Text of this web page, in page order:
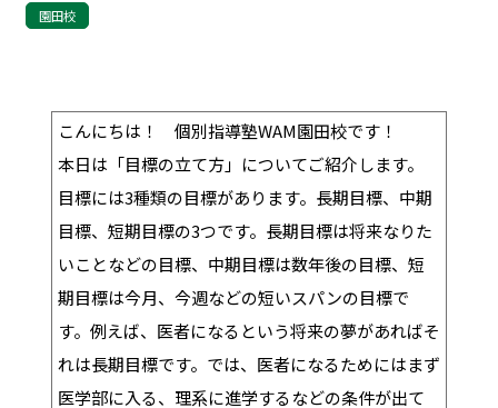
園田校
こんにちは！ 個別指導塾WAM園田校です！
本日は「目標の立て方」についてご紹介します。
目標には3種類の目標があります。長期目標、中期
目標、短期目標の3つです。長期目標は将来なりた
いことなどの目標、中期目標は数年後の目標、短
期目標は今月、今週などの短いスパンの目標で
す。例えば、医者になるという将来の夢があればそ
れは長期目標です。では、医者になるためにはまず
医学部に入る、理系に進学するなどの条件が出て